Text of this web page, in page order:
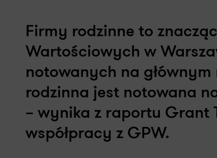
Firmy rodzinne to
Wartościowych w
notowanych na głównym
rodzinna jest notowana
– wynika z raportu Grant
współpracy z GPW.